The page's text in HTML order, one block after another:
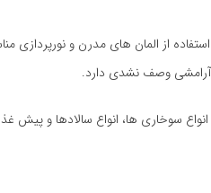
از المان‌ های مدرن و نورپردازی
آرامشی وصف نشدی دارد.
انواع سوخاری‌ ها، انواع سالادها و پیش